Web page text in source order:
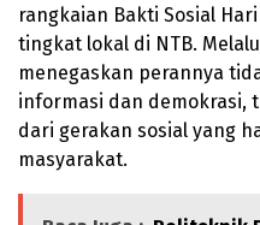
rangkaian Bakti Sosial
tingkat lokal di NTB.
menegaskan perannya
informasi dan demokrasi,
dari gerakan sosial yang
masyarakat.